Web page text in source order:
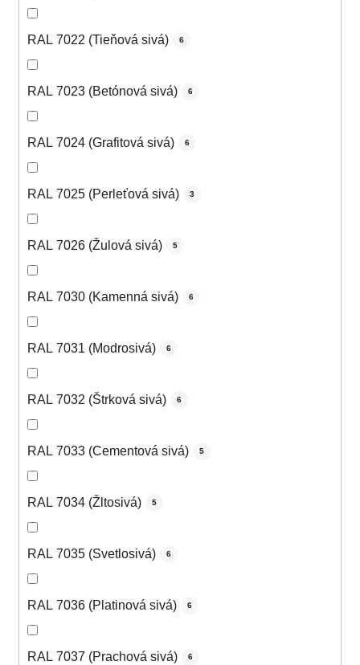
RAL 7022 (Tieňová sivá) 6
RAL 7023 (Betónová sivá) 6
RAL 7024 (Grafitová sivá) 6
RAL 7025 (Perleťová sivá) 3
RAL 7026 (Žulová sivá) 5
RAL 7030 (Kamenná sivá) 6
RAL 7031 (Modrosivá) 6
RAL 7032 (Štrková sivá) 6
RAL 7033 (Cementová sivá) 5
RAL 7034 (Žltosivá) 5
RAL 7035 (Svetlosivá) 6
RAL 7036 (Platinová sivá) 6
RAL 7037 (Prachová sivá) 6